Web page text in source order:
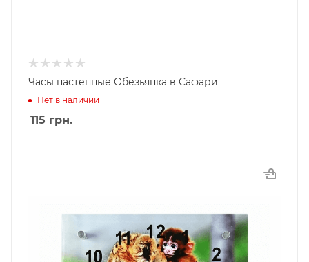
Часы настенные Обезьянка в Сафари
Нет в наличии
115 грн.